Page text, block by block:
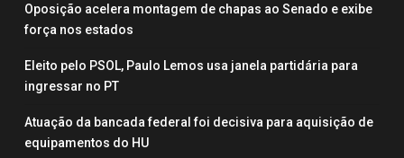
Oposição acelera montagem de chapas ao Senado e exibe
força nos estados
Eleito pelo PSOL, Paulo Lemos usa janela partidária para
ingressar no PT
Atuação da bancada federal foi decisiva para aquisição de
equipamentos do HU